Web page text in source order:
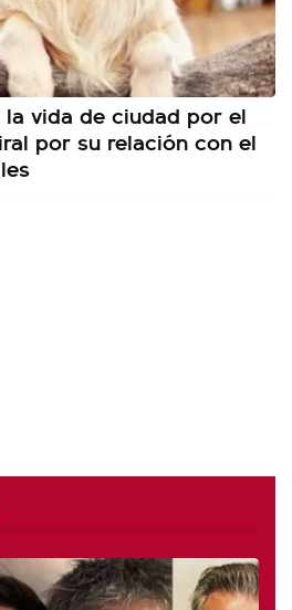
vida de ciudad por el
por su relación con el